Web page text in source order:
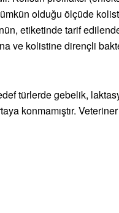
olduğu ölçüde
etiketinde tarif
ve kolistine dirençli
türlerde gebelik,
konmamıştır.